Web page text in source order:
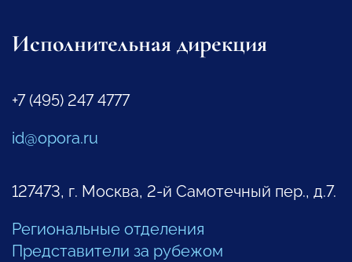
Исполнительная дирекция
+7 (495) 247 4777
id@opora.ru
127473, г. Москва, 2-й Самотечный пер., д.7.
Региональные отделения
Представители за рубежом